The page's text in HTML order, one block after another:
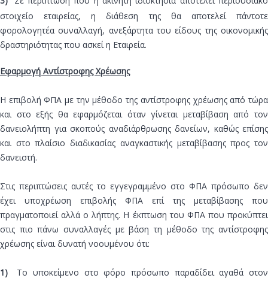
στοιχείο εταιρείας, η διάθεση της θα αποτελεί πάντοτε
φορολογητέα συναλλαγή, ανεξάρτητα του είδους της οικονομικής
δραστηριότητας που ασκεί η Εταιρεία.
Εφαρμογή Αντίστροφης Χρέωσης
Η επιβολή ΦΠΑ με την μέθοδο της αντίστροφης χρέωσης από τώρα
και στο εξής θα εφαρμόζεται όταν γίνεται μεταβίβαση από τον
δανειολήπτη για σκοπούς αναδιάρθρωσης δανείων, καθώς επίσης
και στο πλαίσιο διαδικασίας αναγκαστικής μεταβίβασης προς τον
δανειστή.
Στις περιπτώσεις αυτές το εγγεγραμμένο στο ΦΠΑ πρόσωπο δεν
έχει υποχρέωση επιβολής ΦΠΑ επί της μεταβίβασης που
πραγματοποιεί αλλά ο λήπτης. Η έκπτωση του ΦΠΑ που προκύπτει
στις πιο πάνω συναλλαγές με βάση τη μέθοδο της αντίστροφης
χρέωσης είναι δυνατή νοουμένου ότι:
1)
Tο υποκείμενο στο φόρο πρόσωπο παραδίδει αγαθά στον